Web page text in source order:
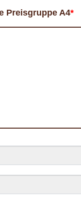
*
Preisgruppe A4